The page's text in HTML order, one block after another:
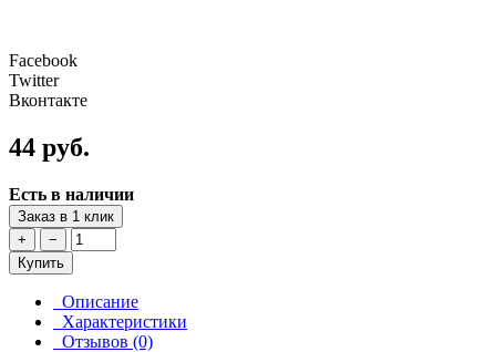
Facebook
Twitter
Вконтакте
44 руб.
Есть в наличии
Заказ в 1 клик
+
−
Купить
Описание
Характеристики
Отзывов (0)